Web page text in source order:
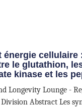
énergie cellulaire
le glutathion,
kinase et les
Longevity Lounge -
Abstract Les